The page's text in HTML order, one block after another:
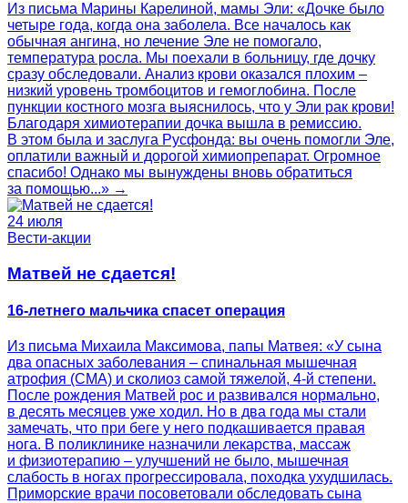
Из письма Марины Карелиной, мамы Эли: «Дочке было
четыре года, когда она заболела. Все началось как
обычная ангина, но лечение Эле не помогало,
температура росла. Мы поехали в больницу, где дочку
сразу обследовали. Анализ крови оказался плохим –
низкий уровень тромбоцитов и гемоглобина. После
пункции костного мозга выяснилось, что у Эли рак крови!
Благодаря химиотерапии дочка вышла в ремиссию.
В этом была и заслуга Русфонда: вы очень помогли Эле,
оплатили важный и дорогой химиопрепарат. Огромное
спасибо! Однако мы вынуждены вновь обратиться
за помощью...» →
24 июля
Вести-акции
Матвей не сдается!
16-летнего мальчика спасет операция
Из письма Михаила Максимова, папы Матвея: «У сына
два опасных заболевания – спинальная мышечная
атрофия (СМА) и сколиоз самой тяжелой, 4-й степени.
После рождения Матвей рос и развивался нормально,
в десять месяцев уже ходил. Но в два года мы стали
замечать, что при беге у него подкашивается правая
нога. В поликлинике назначили лекарства, массаж
и физиотерапию – улучшений не было, мышечная
слабость в ногах прогрессировала, походка ухудшилась.
Приморские врачи посоветовали обследовать сына